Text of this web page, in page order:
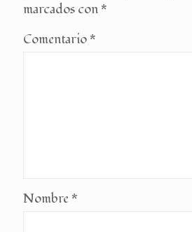
marcados con *
Comentario *
Nombre *